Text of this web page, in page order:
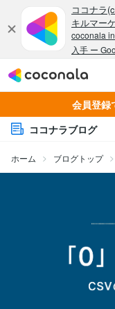
会員登録
ココナラブログ
ホーム ブログトップ